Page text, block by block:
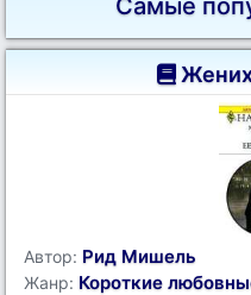
Самые
Жених
Автор: Рид Мишель
Жанр: Короткие